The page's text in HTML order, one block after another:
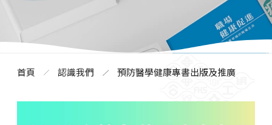
首頁 認識我們 預防醫學健康專書出版及推廣